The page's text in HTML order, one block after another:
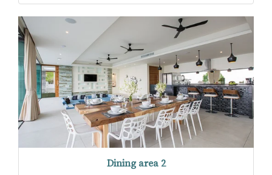
Dining area 2